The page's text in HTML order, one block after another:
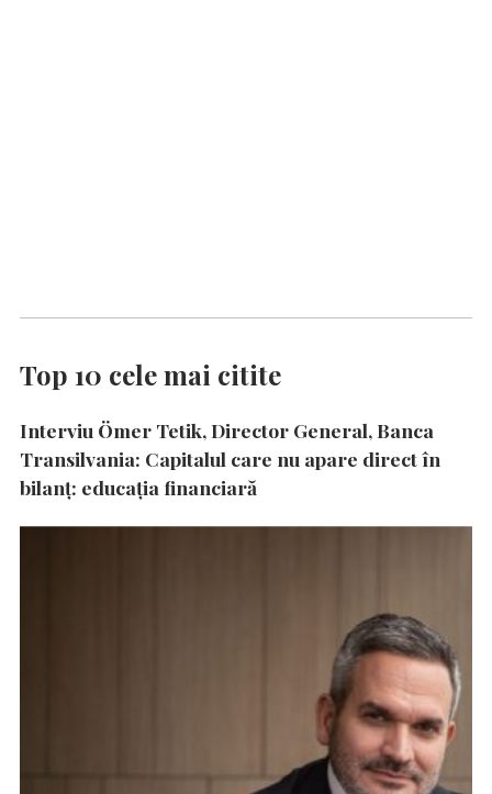
Top 10 cele mai citite
Interviu Ömer Tetik, Director General, Banca
Transilvania: Capitalul care nu apare direct în
bilanț: educația financiară